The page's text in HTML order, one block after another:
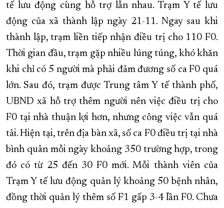
tế lưu động cùng hỗ trợ lẫn nhau. Trạm Y tế lưu
động của xã thành lập ngày 21-11. Ngay sau khi
thành lập, trạm liền tiếp nhận điều trị cho 110 F0.
Thời gian đầu, trạm gặp nhiều lúng túng, khó khăn
khi chỉ có 5 người mà phải đảm đương số ca F0 quá
lớn. Sau đó, trạm được Trung tâm Y tế thành phố,
UBND xã hỗ trợ thêm người nên việc điều trị cho
F0 tại nhà thuận lợi hơn, nhưng công việc vẫn quá
tải. Hiện tại, trên địa bàn xã, số ca F0 điều trị tại nhà
bình quân mỗi ngày khoảng 350 trường hợp, trong
đó có từ 25 đến 30 F0 mới. Mỗi thành viên của
Trạm Y tế lưu động quản lý khoảng 50 bệnh nhân,
đồng thời quản lý thêm số F1 gấp 3-4 lần F0. Chưa